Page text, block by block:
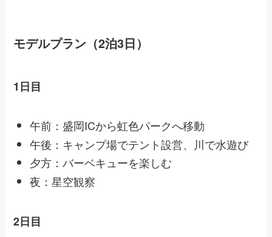
モデルプラン（2泊3日）
1日目
午前：盛岡ICから虹色パークへ移動
午後：キャンプ場でテント設営、川で水遊び
夕方：バーベキューを楽しむ
夜：星空観察
2日目